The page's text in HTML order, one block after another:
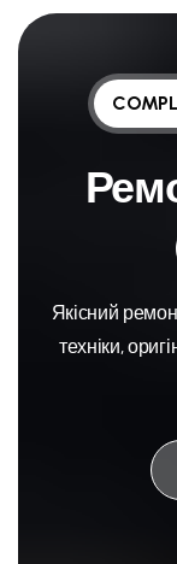
Якісний
техніки,